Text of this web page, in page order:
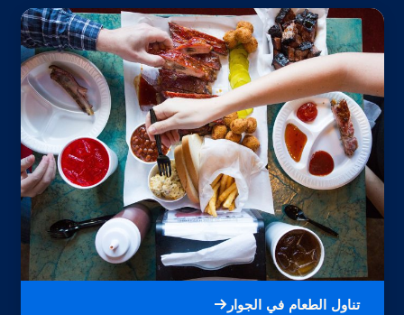
تناول الطعام في الجوار